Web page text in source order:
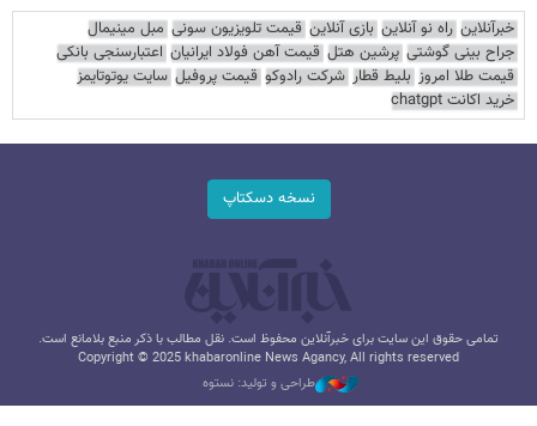
خبرآنلاین راه نو آنلاین بازی آنلاین قیمت تلویزیون سونی مبل مینیمال
جراح بینی گوشتی پرشین هتل قیمت آهن فولاد ایرانیان اعتبارسنجی بانکی
قیمت طلا امروز بلیط قطار شرکت رادوکو قیمت پروفیل سایت یوتوتایمز
خرید اکانت chatgpt
نسخه دسکتاپ
تمامی حقوق این سایت برای خبرآنلاین محفوظ است. نقل مطالب با ذکر منبع بلامانع است.
Copyright © 2025 khabaronline News Agancy, All rights reserved
طراحی و تولید: نستوه